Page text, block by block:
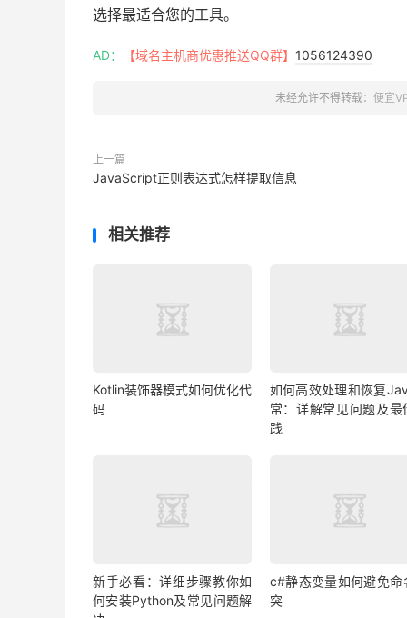
选择最适合您的工具。
AD： 【域名主机商优惠推送QQ群】 1056124390
未经允许不得转载： 便宜
上一篇
JavaScript正则表达式怎样提取信息
相关推荐
Kotlin装饰器模式如何优化代
码
如何高效处理和恢复
常：详解常见问题及最
践
新手必看：详细步骤教你如
何安装Python及常见问题解
c#静态变量如何避免命
突